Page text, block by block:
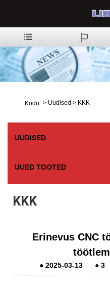
Kodu > Uudised > KKK
UUDISED
UUED TOOTED
KKK
Erinevus CNC
● 2025-03-13 ● 3